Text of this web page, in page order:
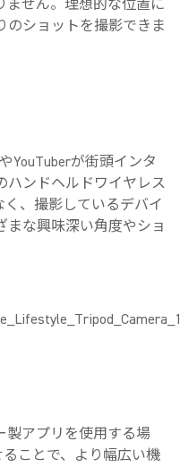
ません。理想的な位置に
のショットを撮影できま
YouTuberが街頭インタ
ハンドヘルドワイヤレス
、撮影しているデバイ
まな興味深い角度やショ
製アプリを使用する場
ことで、より幅広い機